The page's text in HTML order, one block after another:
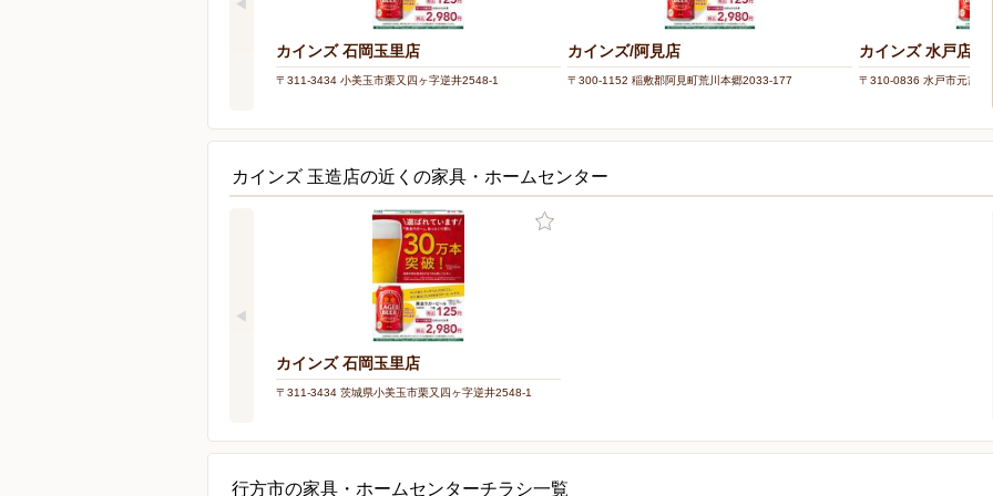
カインズ 石岡玉里店
〒311-3434 小美玉市栗又四ヶ字逆井2548-1
カインズ/阿見店
〒300-1152 稲敷郡阿見町荒川本郷2033-177
カインズ 水戸店
〒310-0836 水戸市元吉田
カインズ 玉造店の近くの家具・ホームセンター
カインズ 石岡玉里店
〒311-3434 茨城県小美玉市栗又四ヶ字逆井2548-1
行方市の家具・ホームセンターチラシ一覧